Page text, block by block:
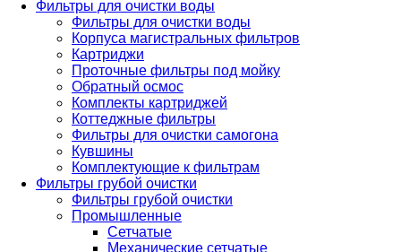
Фильтры для очистки воды
Фильтры для очистки воды
Корпуса магистральных фильтров
Картриджи
Проточные фильтры под мойку
Обратный осмос
Комплекты картриджей
Коттеджные фильтры
Фильтры для очистки самогона
Кувшины
Комплектующие к фильтрам
Фильтры грубой очистки
Фильтры грубой очистки
Промышленные
Сетчатые
Механические сетчатые